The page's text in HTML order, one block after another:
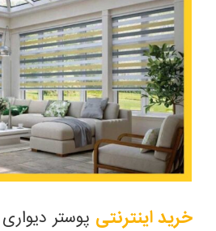
خرید اینترنتی پوستر دیواری